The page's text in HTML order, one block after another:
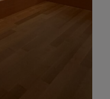
obejrzenia,
się!